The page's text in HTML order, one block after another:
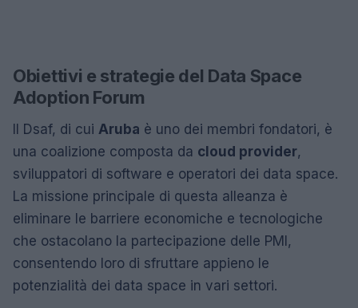
Obiettivi e strategie del Data Space
Adoption Forum
Il Dsaf, di cui Aruba è uno dei membri fondatori, è
una coalizione composta da cloud provider,
sviluppatori di software e operatori dei data space.
La missione principale di questa alleanza è
eliminare le barriere economiche e tecnologiche
che ostacolano la partecipazione delle PMI,
consentendo loro di sfruttare appieno le
potenzialità dei data space in vari settori.